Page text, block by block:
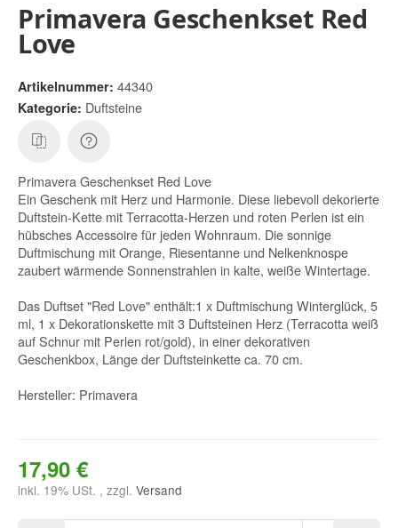
Primavera Geschenkset Red
Love
Artikelnummer: 44340
Kategorie: Duftsteine
Primavera Geschenkset Red Love
Ein Geschenk mit Herz und Harmonie. Diese liebevoll dekorierte
Duftstein-Kette mit Terracotta-Herzen und roten Perlen ist ein
hübsches Accessoire für jeden Wohnraum. Die sonnige
Duftmischung mit Orange, Riesentanne und Nelkenknospe
zaubert wärmende Sonnenstrahlen in kalte, weiße Wintertage.
Das Duftset "Red Love" enthält:1 x Duftmischung Winterglück, 5
ml, 1 x Dekorationskette mit 3 Duftsteinen Herz (Terracotta weiß
auf Schnur mit Perlen rot/gold), in einer dekorativen
Geschenkbox, Länge der Duftsteinkette ca. 70 cm.
Hersteller: Primavera
17,90 €
inkl. 19% USt. , zzgl. Versand